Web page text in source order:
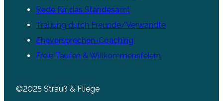
Rede für das Standesamt
Trauung durch Freunde/Verwandte
Eheversprechen-Coaching
Freie Taufen & Willkommensfeiern
©2025 Strauß & Fliege